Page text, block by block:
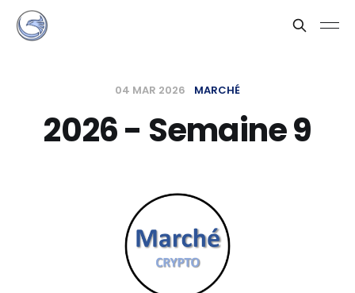
04 MAR 2026 MARCHÉ
2026 - Semaine 9